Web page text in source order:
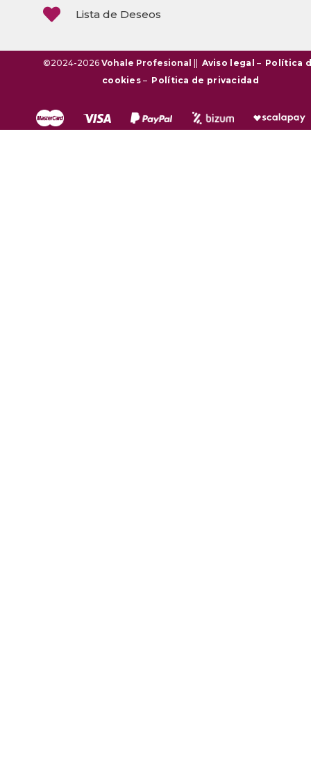
 Lista de Deseos
©2024-2026 Vohale Profesional Aviso legal – Política
cookies– Política de privacidad